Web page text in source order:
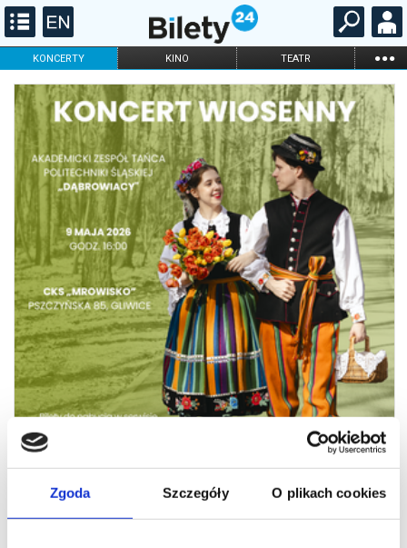
Zgoda Szczegóły O plikach cookies
KONCERTY KINO TEATR ...
FILHARMONIA OPERA I BALET
STAND-UP
DLA DZIECI
ONLINE KARNETY